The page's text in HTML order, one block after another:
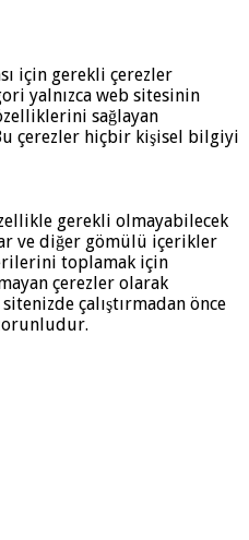
için gerekli çerezler
yalnızca web sitesinin
sağlayan
çerezler hiçbir kişisel bilgiyi
gerekli olmayabilecek
ve diğer gömülü içerikler
toplamak için
çerezler olarak
çalıştırmadan önce
zorunludur.